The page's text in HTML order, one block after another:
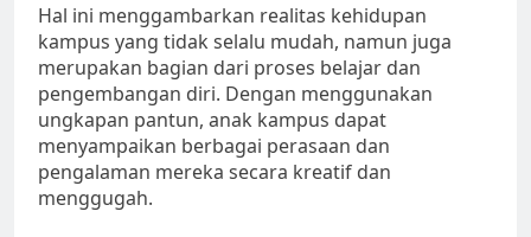
Hal ini menggambarkan realitas kehidupan
kampus yang tidak selalu mudah, namun juga
merupakan bagian dari proses belajar dan
pengembangan diri. Dengan menggunakan
ungkapan pantun, anak kampus dapat
menyampaikan berbagai perasaan dan
pengalaman mereka secara kreatif dan
menggugah.